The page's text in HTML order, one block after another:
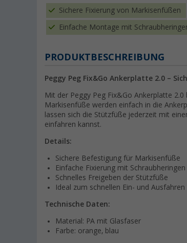
Sichere Fixierung von Markisenfüßen
Einfache Montage mit
PRODUKTBESCHREIBUNG
Peggy Peg Fix&Go Ankerplatte 2.0 –
Mit der Peggy Peg Fix&Go Ankerplatte
Markisenfüße werden einfach in die
lassen sich die Stützfüße jederzeit mit
einfahren kannst.
Details:
Sichere Befestigung für Markisenfüße
Einfache Fixierung mit Schraubheringen
Schnelles Freigeben der Stützfüße
Ideal zum schnellen Ein- und
Technische Daten:
Material: PA mit Glasfaser
Farbe: orange, blau